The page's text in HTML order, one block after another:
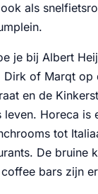
als
je bij Albert
Dirk of Marqt op
en de
Horeca is
tot
De bruine
bars zijn